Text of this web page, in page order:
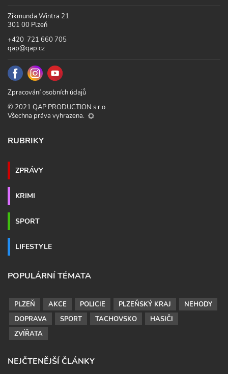
Zikmunda Wintra 21
301 00 Plzeň
+420 721 660 705
qap@qap.cz
Zpracování osobních údajů
© 2021 QAP PRODUCTION s.r.o.
Všechna práva vyhrazena.
RUBRIKY
ZPRÁVY
KRIMI
SPORT
LIFESTYLE
POPULÁRNÍ TÉMATA
PLZEŇ AKCE POLICIE PLZEŇSKÝ KRAJ
NEHODY
DOPRAVA
SPORT TACHOVSKO
HASIČI
ZVÍŘATA
NEJČTENĚJŠÍ ČLÁNKY